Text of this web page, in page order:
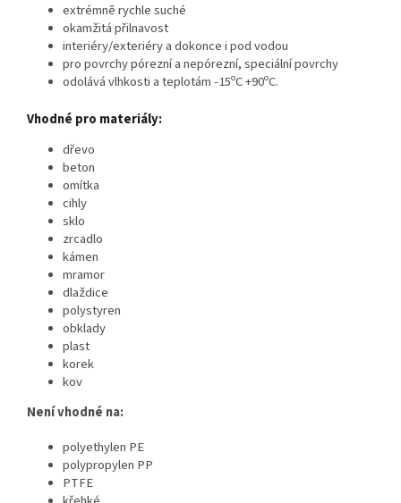
extrémně rychle suché
okamžitá přilnavost
interiéry/exteriéry a dokonce i pod vodou
pro povrchy pórezní a nepórezní, speciální povrchy
odolává vlhkosti a teplotám -15ºC +90ºC.
Vhodné pro materiály:
dřevo
beton
omítka
cihly
sklo
zrcadlo
kámen
mramor
dlaždice
polystyren
obklady
plast
korek
kov
Není vhodné na:
polyethylen PE
polypropylen PP
PTFE